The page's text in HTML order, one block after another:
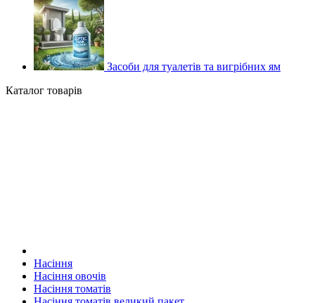
Засоби для туалетів та вигрібних ям
Каталог товарів
Насіння
Насіння овочів
Насіння томатів